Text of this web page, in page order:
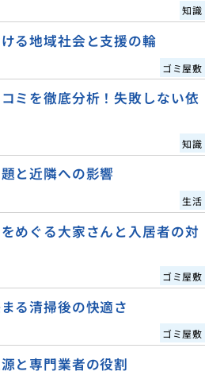
知識
る地域社会と支援の輪
ゴミ屋敷
ミを徹底分析！失敗しない依
知識
と近隣への影響
生活
めぐる大家さんと入居者の対
ゴミ屋敷
る清掃後の快適さ
ゴミ屋敷
と専門業者の役割